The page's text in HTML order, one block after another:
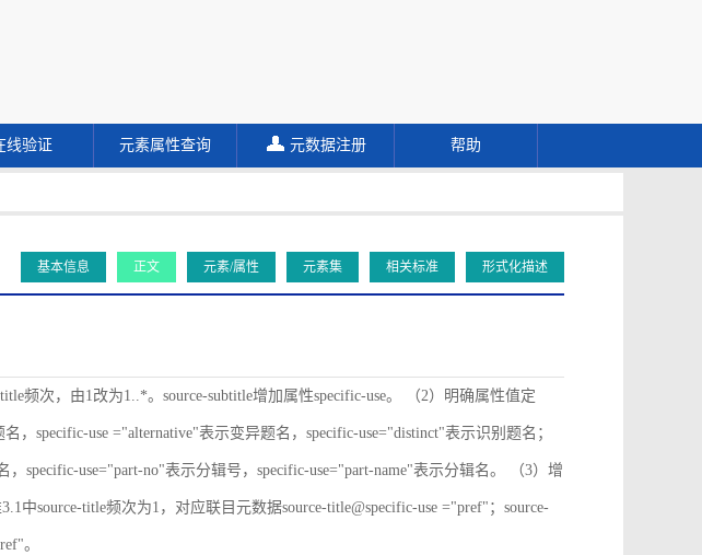
线验证 元素属性查询 元数据注册 帮助
基本信息 正文 元素/属性 元素集 相关标准 形式化描述
频次，由1改为1..*。source-subtitle增加属性specific-use。 （2）明确属性值定
，specific-use ="alternative"表示变异题名，specific-use="distinct"表示识别题名；
，specific-use="part-no"表示分辑号，specific-use="part-name"表示分辑名。 （3）增
中source-title频次为1，对应联目元数据source-title@specific-use ="pref"；source-
。